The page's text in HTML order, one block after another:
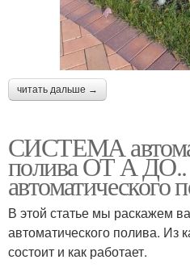
читать дальше →
СИСТЕМА
полива ОТ А ДО..
автоматического
В этой статье мы раскажем
автоматического полива. Из
состоит и как работает.